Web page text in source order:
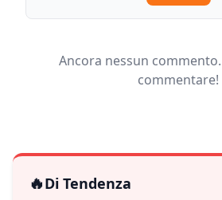
Ancora nessun
commentare!
🔥Di Tendenza